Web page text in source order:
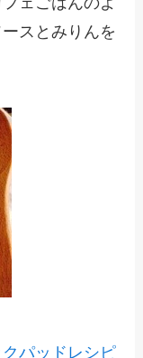
スとみりんを
クパッドレシピ